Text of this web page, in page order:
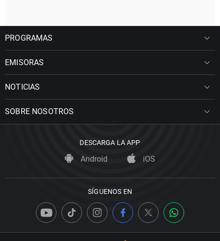
PROGRAMAS
EMISORAS
NOTICIAS
SOBRE NOSOTROS
DESCARGA LA APP
Android iOS
SÍGUENOS EN